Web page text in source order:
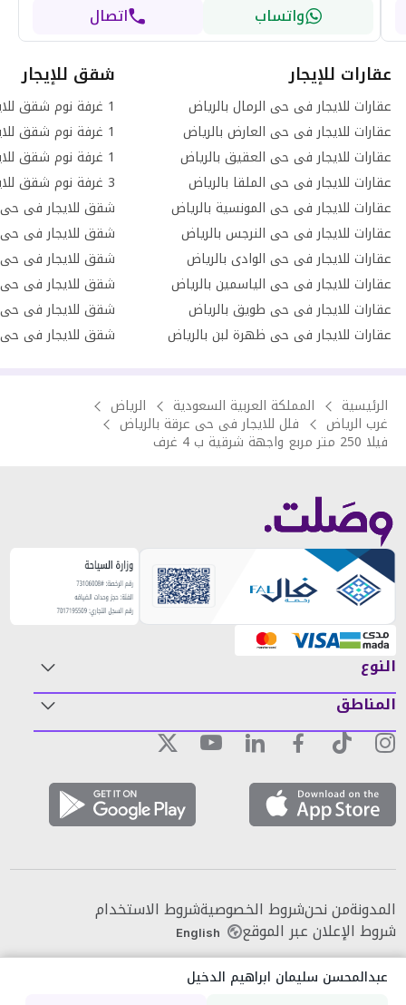
واتساب اتصال
عقارات للإيجار
عقارات للايجار فى حى الرمال بالرياض
عقارات للايجار فى حى العارض بالرياض
عقارات للايجار فى حى العقيق بالرياض
عقارات للايجار فى حى الملقا بالرياض
عقارات للايجار فى حى المونسية بالرياض
عقارات للايجار فى حى النرجس بالرياض
عقارات للايجار فى حى الوادى بالرياض
عقارات للايجار فى حى الياسمين بالرياض
عقارات للايجار فى حى طويق بالرياض
عقارات للايجار فى حى ظهرة لبن بالرياض
شقق للإيجار
شقق للايجار فى حى
شقق للايجار فى حى
شقق للايجار فى حى
شقق للايجار فى حى
شقق للايجار فى حى
شقق للايجار فى حى
الرئيسية المملكة العربية السعودية الرياض
غرب الرياض فلل للايجار فى حى عرقة بالرياض
فيلا 250 متر مربع واجهة شرقية ب 4 غرف
النوع
المناطق
المدونةمن نحنشروط الخصوصيةشروط الاستخدام
شروط الإعلان عبر الموقع English
عبدالمحسن سليمان ابراهيم الدخيل